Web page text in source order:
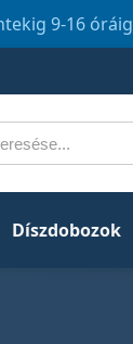
9-16 óráig
Díszdobozok